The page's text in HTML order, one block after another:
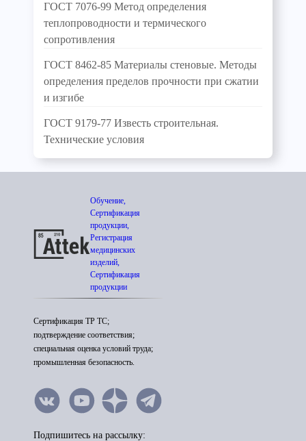
ГОСТ 7076-99 Метод определения
теплопроводности и термического
сопротивления
ГОСТ 8462-85 Материалы стеновые. Методы
определения пределов прочности при сжатии
и изгибе
ГОСТ 9179-77 Известь строительная.
Технические условия
Обучение,
Сертификация
продукции,
Регистрация
медицинских
изделий,
Сертификация
продукции
Сертификация ТР ТС;
подтверждение соответствия;
специальная оценка условий труда;
промышленная безопасность.
Подпишитесь на рассылку: